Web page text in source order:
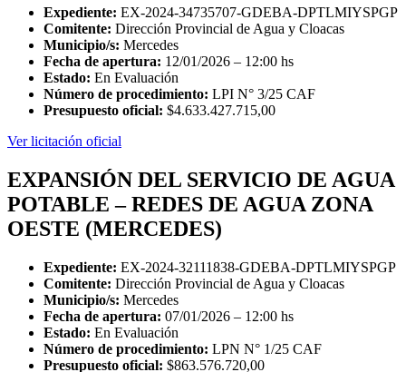
Expediente: EX-2024-34735707-GDEBA-DPTLMIYSPGP
Comitente: Dirección Provincial de Agua y Cloacas
Municipio/s: Mercedes
Fecha de apertura: 12/01/2026 – 12:00 hs
Estado: En Evaluación
Número de procedimiento: LPI N° 3/25 CAF
Presupuesto oficial: $4.633.427.715,00
Ver licitación oficial
EXPANSIÓN DEL SERVICIO DE AGUA
POTABLE – REDES DE AGUA ZONA
OESTE (MERCEDES)
Expediente: EX-2024-32111838-GDEBA-DPTLMIYSPGP
Comitente: Dirección Provincial de Agua y Cloacas
Municipio/s: Mercedes
Fecha de apertura: 07/01/2026 – 12:00 hs
Estado: En Evaluación
Número de procedimiento: LPN N° 1/25 CAF
Presupuesto oficial: $863.576.720,00